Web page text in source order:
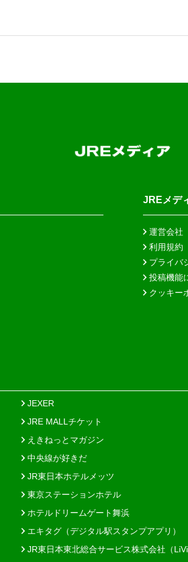
JREメデ
運営会社
利用規約
プライバ
投稿機能
クッキー
JEXER
JRE MALLチケット
えきねっとマガジン
中央線が好きだ
JR東日本ホテルメッツ
東京ステーションホテル
ホテルドリームゲート舞浜
エキタグ（デジタル駅スタンプアプリ）
JR東日本東北総合サービス株式会社（